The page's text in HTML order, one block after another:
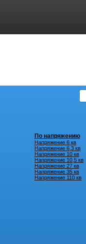
По напряжению
Напряжение 6 кв
Напряжение 6,3 кв
Напряжение 10 кв
Напряжение 10,5 кв
Напряжение 27 кв
Напряжение 35 кв
Напряжение 110 кв